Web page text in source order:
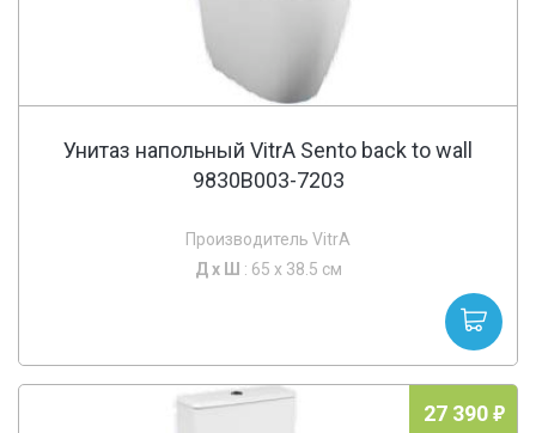
Унитаз напольный VitrA Sento back to wall
9830B003-7203
Производитель VitrA
Д х Ш : 65 x 38.5 см
27 390